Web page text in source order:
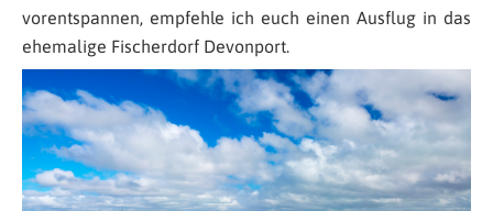
vorentspannen, empfehle ich euch einen Ausflug in das
ehemalige Fischerdorf Devonport.